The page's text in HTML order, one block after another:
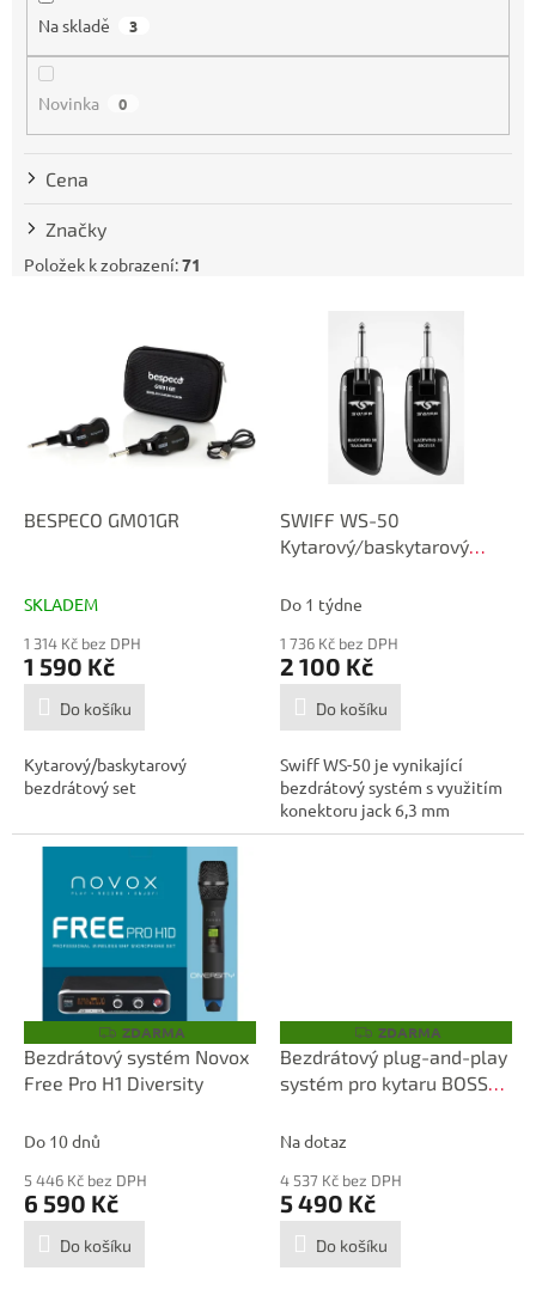
Na skladě 3
Novinka 0
Cena
Značky
Položek k zobrazení:71
BESPECO GM01GR
SKLADEM
1 314 Kč bez DPH
1 590 Kč
Do košíku
Kytarový/baskytarový
bezdrátový set
SWIFF WS-50
Kytarový/baskytarový
Do 1 týdne
1 736 Kč bez DPH
2 100 Kč
Do košíku
Swiff WS-50 je vynikající
bezdrátový systém s využitím
konektoru jack 6,3 mm
Z
D
A
R
ZDARMA
Bezdrátový systém Novox
Free Pro H1 Diversity
Do 10 dnů
5 446 Kč bez DPH
6 590 Kč
Do košíku
Z
D
A
R
ZDARMA
Bezdrátový plug-and-play
systém pro kytaru BOSS
Na dotaz
4 537 Kč bez DPH
5 490 Kč
Do košíku